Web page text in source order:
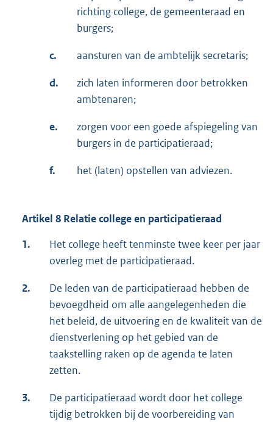
richting college, de gemeenteraad en
burgers;
c. aansturen van de ambtelijk secretaris;
d.
zich laten informeren door betrokken
ambtenaren;
e.
zorgen voor een goede afspiegeling van
burgers in de participatieraad;
f. het (laten) opstellen van adviezen.
Artikel 8 Relatie college en participatieraad
1.
Het college heeft tenminste twee keer per jaar
overleg met de participatieraad.
2.
De leden van de participatieraad hebben de
bevoegdheid om alle aangelegenheden die
het beleid, de uitvoering en de kwaliteit van de
dienstverlening op het gebied van de
taakstelling raken op de agenda te laten
zetten.
3.
De participatieraad wordt door het college
tijdig betrokken bij de voorbereiding van